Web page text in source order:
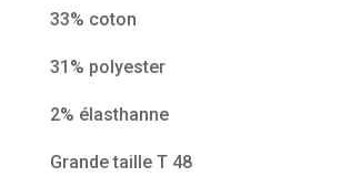
33% coton
31% polyester
2% élasthanne
Grande taille T 48